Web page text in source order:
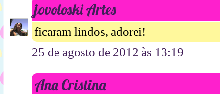
jovoloski Artes
ficaram lindos, adorei!
25 de agosto de 2012 às 13:19
Ana Cristina